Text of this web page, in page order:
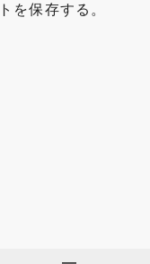
を保存する。